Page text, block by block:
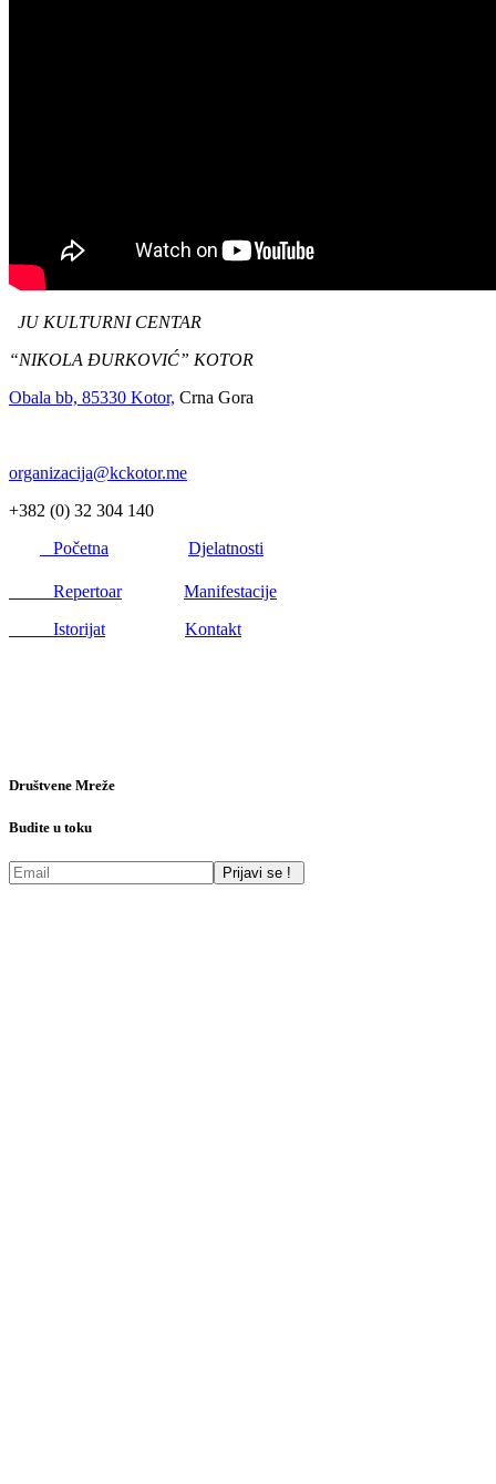
JU KULTURNI CENTAR
“NIKOLA ĐURKOVIĆ” KOTOR
Obala bb, 85330 Kotor, Crna Gora
organizacija@kckotor.me
+382 (0) 32 304 140
Početna
Djelatnosti
Repertoar
Manifestacije
Istorijat
Kontakt
Društvene Mreže
Budite u toku